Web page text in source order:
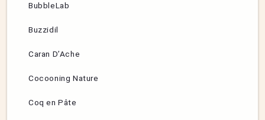
BubbleLab
Buzzidil
Caran D’Ache
Cocooning Nature
Coq en Pâte